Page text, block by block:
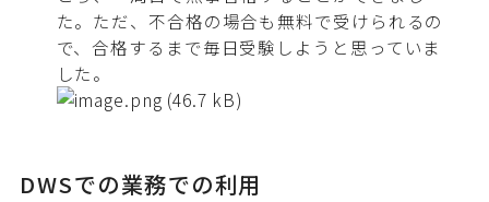
た。ただ、不合格の場合も無料で受けられるの
で、合格するまで毎日受験しようと思っていま
した。
DWSでの業務での利用